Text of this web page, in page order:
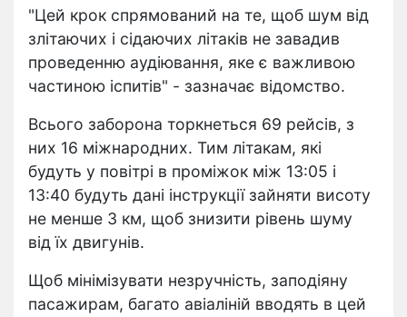
"Цей крок спрямований на те, щоб шум від
злітаючих і сідаючих літаків не завадив
проведенню аудіювання, яке є важливою
частиною іспитів" - зазначає відомство.
Всього заборона торкнеться 69 рейсів, з
них 16 міжнародних. Тим літакам, які
будуть у повітрі в проміжок між 13:05 і
13:40 будуть дані інструкції зайняти висоту
не менше 3 км, щоб знизити рівень шуму
від їх двигунів.
Щоб мінімізувати незручність, заподіяну
пасажирам, багато авіаліній вводять в цей